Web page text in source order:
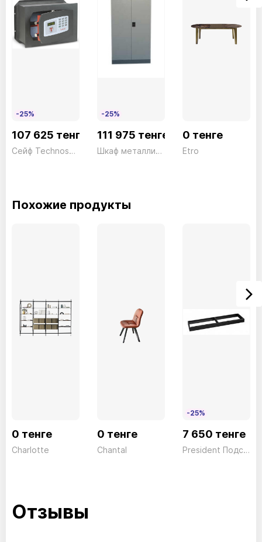
-25%
107 625 тенге
Сейф Technosafe Digital TE/4 Электронный черный Technomax 18кг
-25%
111 975 тенге
Шкаф металлический большой СВ02 серый President
0 тенге
Etro
Похожие продукты
0 тенге
Charlotte
0 тенге
Chantal
-25%
7 650 тенге
President Подставка BSL04
Отзывы